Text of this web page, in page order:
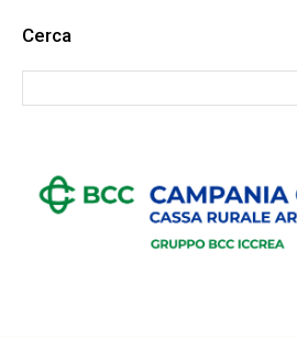
Cerca